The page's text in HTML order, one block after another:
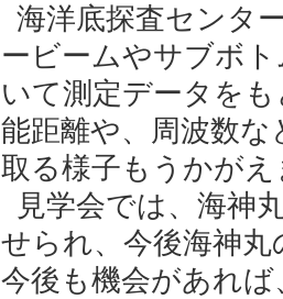
海洋底探査センタ
ービームやサブボ
いて測定データを
能距離や、周波数
取る様子もうかが
見学会では、海神
せられ、今後海神
今後も機会があれ